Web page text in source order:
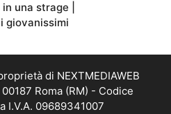
una strage |
giovanissimi
di NEXTMEDIAWEB
Roma (RM) - Codice
I.V.A. 09689341007